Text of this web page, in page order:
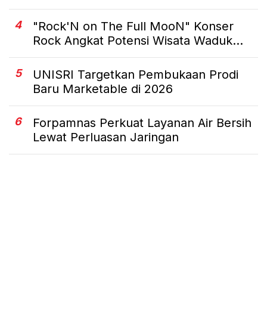
4
"Rock'N on The Full MooN" Konser
Rock Angkat Potensi Wisata Waduk...
5
UNISRI Targetkan Pembukaan Prodi
Baru Marketable di 2026
6
Forpamnas Perkuat Layanan Air Bersih
Lewat Perluasan Jaringan